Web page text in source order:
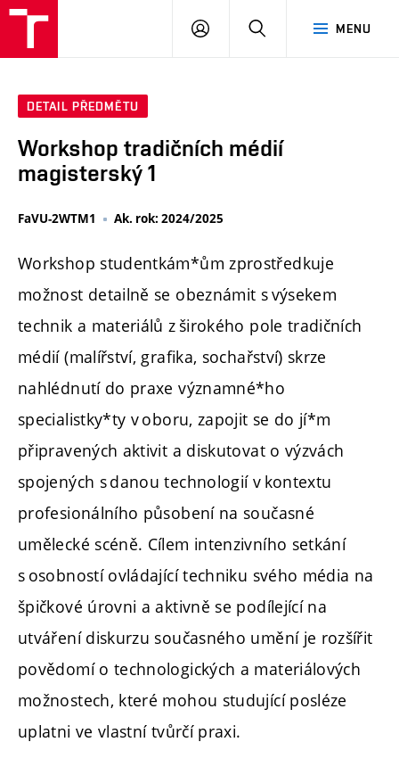
MENU
PŘIHLÁSIT
DETAIL PŘEDMĚTU
Workshop tradičních médií
magisterský 1
FaVU-2WTM1 Ak. rok: 2024/2025
Workshop studentkám*ům zprostředkuje
možnost detailně se obeznámit s výsekem
technik a materiálů z širokého pole tradičních
médií (malířství, grafika, sochařství) skrze
nahlédnutí do praxe významné*ho
specialistky*ty v oboru, zapojit se do jí*m
připravených aktivit a diskutovat o výzvách
spojených s danou technologií v kontextu
profesionálního působení na současné
umělecké scéně. Cílem intenzivního setkání
s osobností ovládající techniku svého média na
špičkové úrovni a aktivně se podílející na
utváření diskurzu současného umění je rozšířit
povědomí o technologických a materiálových
možnostech, které mohou studující posléze
uplatni ve vlastní tvůrčí praxi.